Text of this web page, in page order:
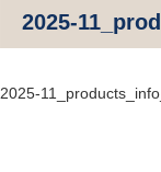
2025-
2025-